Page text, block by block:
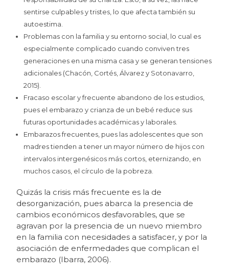
sentirse culpables y tristes, lo que afecta también su
autoestima.
Problemas con la familia y su entorno social, lo cual es
especialmente complicado cuando conviven tres
generaciones en una misma casa y se generan tensiones
adicionales (Chacón, Cortés, Álvarez y Sotonavarro,
2015).
Fracaso escolar y frecuente abandono de los estudios,
pues el embarazo y crianza de un bebé reduce sus
futuras oportunidades académicas y laborales.
Embarazos frecuentes, pues las adolescentes que son
madres tienden a tener un mayor número de hijos con
intervalos intergenésicos más cortos, eternizando, en
muchos casos, el círculo de la pobreza.
Quizás la crisis más frecuente es la de
desorganización, pues abarca la presencia de
cambios económicos desfavorables, que se
agravan por la presencia de un nuevo miembro
en la familia con necesidades a satisfacer, y por la
asociación de enfermedades que complican el
embarazo (Ibarra, 2006).